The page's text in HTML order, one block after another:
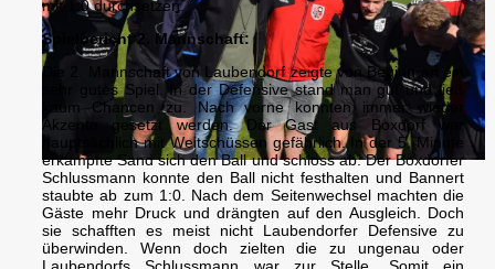
mit 1:0 durchsetzen.
Spielbericht 2. Mannschaft:
Die 2. Mannschaft von Laubendorf zeigte von Beginn an ein
sehr gutes Spiel. In der Defensive stand man gut und ließ
kaum Chancen zu. Nach vorne konnten immer wieder
Akzente gesetzt werden. Der Gast aus Boxdorf war
hauptsächlich mit Weitschüssen gefährlich. In der 5. Minute
erkämpfte Sand sich den Ball und schloss ab. Der Boxdorfer
Schlussmann konnte den Ball nicht festhalten und Bannert
staubte ab zum 1:0. Nach dem Seitenwechsel machten die
Gäste mehr Druck und drängten auf den Ausgleich. Doch
sie schafften es meist nicht Laubendorfer Defensive zu
überwinden. Wenn doch zielten die zu ungenau oder